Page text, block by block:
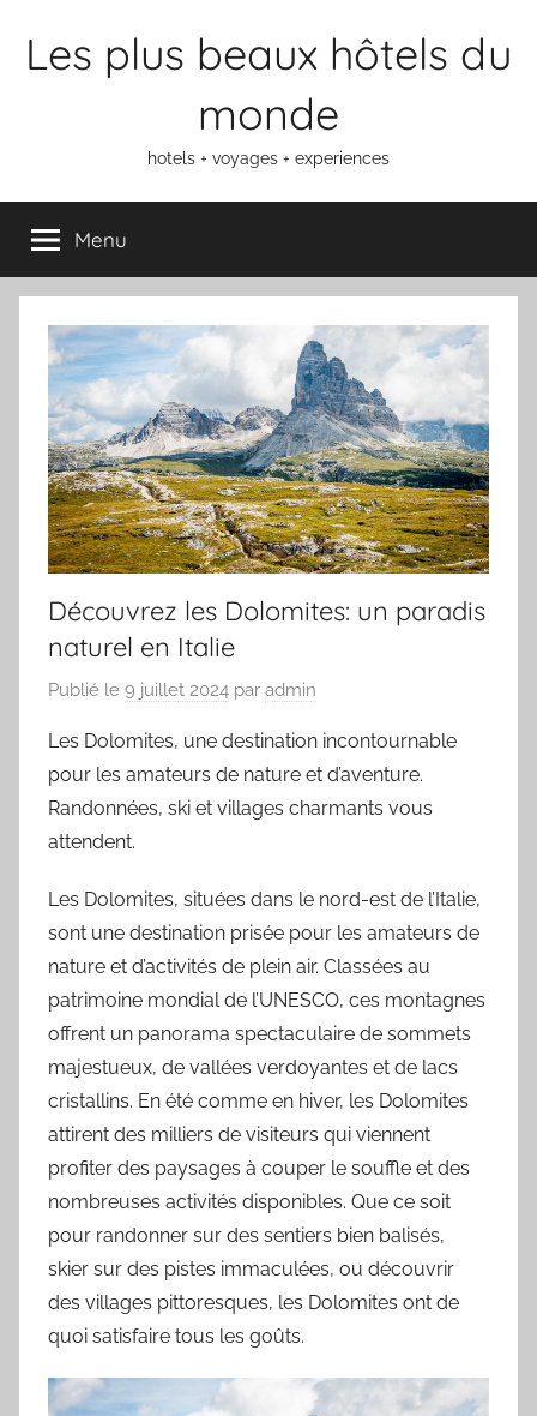
Les plus beaux hôtels du
monde
hotels + voyages + experiences
Menu
Découvrez les Dolomites: un paradis
naturel en Italie
Publié le 9 juillet 2024 par admin
Les Dolomites, une destination incontournable
pour les amateurs de nature et d’aventure.
Randonnées, ski et villages charmants vous
attendent.
Les Dolomites, situées dans le nord-est de l’Italie,
sont une destination prisée pour les amateurs de
nature et d’activités de plein air. Classées au
patrimoine mondial de l’UNESCO, ces montagnes
offrent un panorama spectaculaire de sommets
majestueux, de vallées verdoyantes et de lacs
cristallins. En été comme en hiver, les Dolomites
attirent des milliers de visiteurs qui viennent
profiter des paysages à couper le souffle et des
nombreuses activités disponibles. Que ce soit
pour randonner sur des sentiers bien balisés,
skier sur des pistes immaculées, ou découvrir
des villages pittoresques, les Dolomites ont de
quoi satisfaire tous les goûts.